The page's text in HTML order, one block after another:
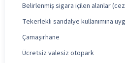
Belirlenmiş sigara içilen alanlar
Tekerlekli sandalye kullanımına
Çamaşırhane
Ücretsiz valesiz otopark